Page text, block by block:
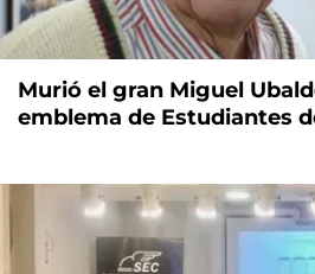
Murió el gran Miguel
emblema de Estudiantes